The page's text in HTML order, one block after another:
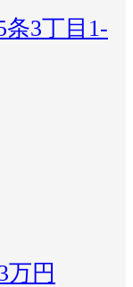
3丁目1-
万円